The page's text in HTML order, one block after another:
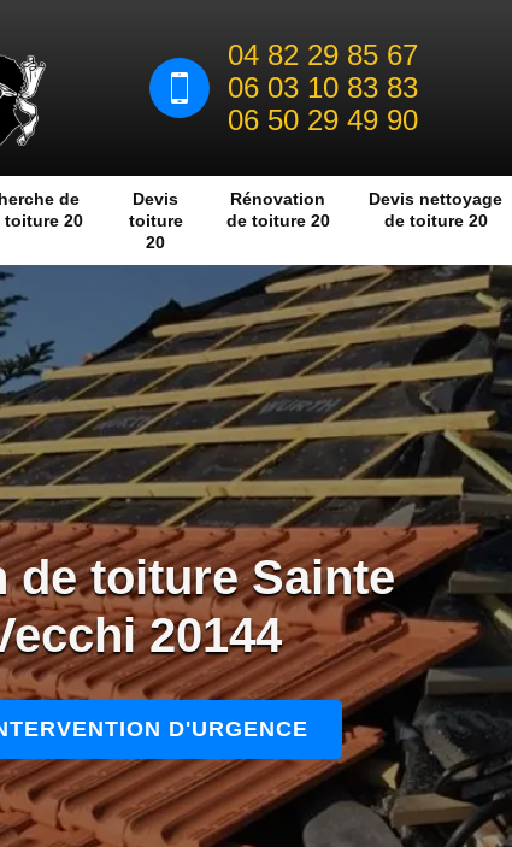
04 82 29 85 67
06 03 10 83 83
06 50 29 49 90
de
20
Devis
toiture
20
Rénovation
de toiture 20
Devis nettoyage
de toiture 20
de toiture Sainte
20144
D'URGENCE